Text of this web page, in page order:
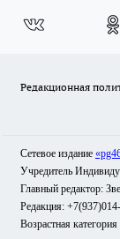
Редакционная
Сетевое издание
Учредитель
Главный редактор:
Редакция:
Возрастная